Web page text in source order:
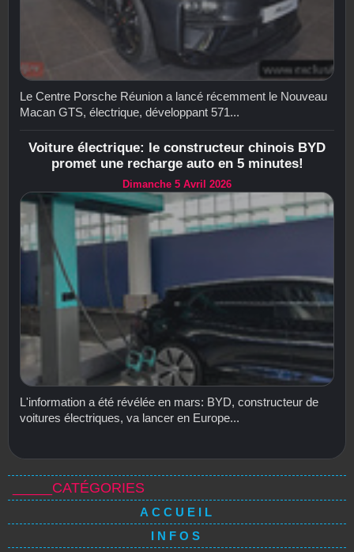
Le Centre Porsche Réunion a lancé récemment le Nouveau
Macan GTS, électrique, développant 571...
Voiture électrique: le constructeur chinois BYD
promet une recharge auto en 5 minutes!
Dimanche 5 Avril 2026
L'information a été révélée en mars: BYD, constructeur de
voitures électriques, va lancer en Europe...
_____CATÉGORIES
ACCUEIL
INFOS